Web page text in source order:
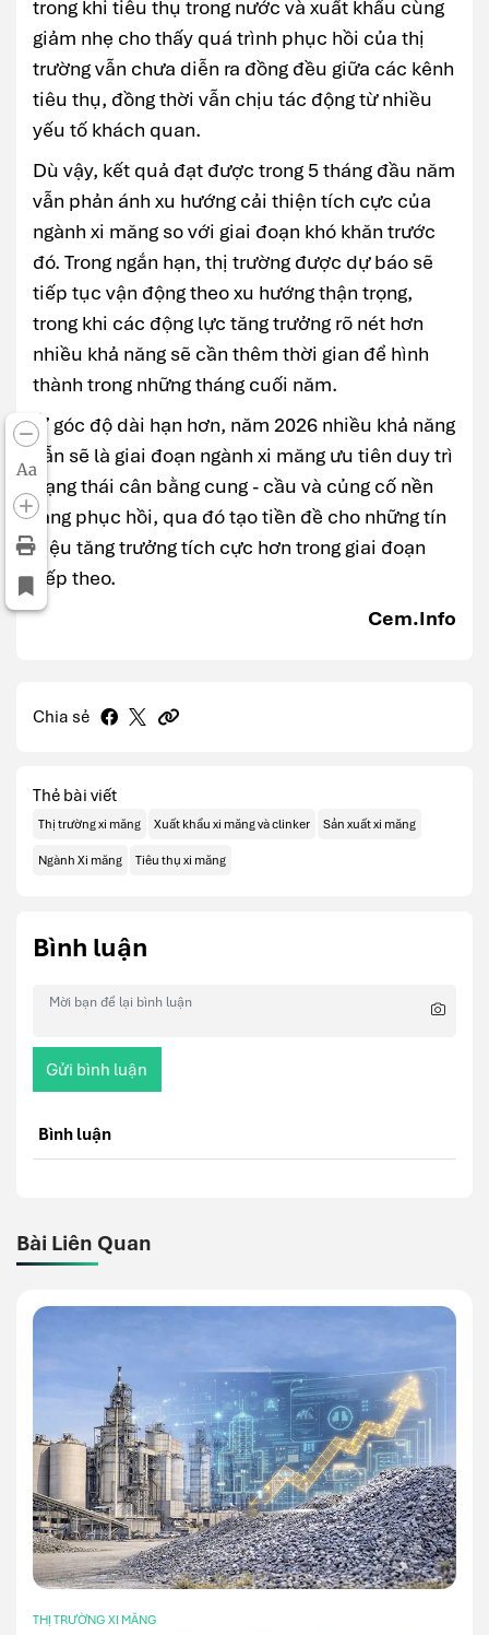
Aa
trong khi tiêu thụ trong nước và xuất khẩu cùng
giảm nhẹ cho thấy quá trình phục hồi của thị
trường vẫn chưa diễn ra đồng đều giữa các kênh
tiêu thụ, đồng thời vẫn chịu tác động từ nhiều
yếu tố khách quan.
Dù vậy, kết quả đạt được trong 5 tháng đầu năm
vẫn phản ánh xu hướng cải thiện tích cực của
ngành xi măng so với giai đoạn khó khăn trước
đó. Trong ngắn hạn, thị trường được dự báo sẽ
tiếp tục vận động theo xu hướng thận trọng,
trong khi các động lực tăng trưởng rõ nét hơn
nhiều khả năng sẽ cần thêm thời gian để hình
thành trong những tháng cuối năm.
Ở góc độ dài hạn hơn, năm 2026 nhiều khả năng
vẫn sẽ là giai đoạn ngành xi măng ưu tiên duy trì
trạng thái cân bằng cung - cầu và củng cố nền
tảng phục hồi, qua đó tạo tiền đề cho những tín
hiệu tăng trưởng tích cực hơn trong giai đoạn
tiếp theo.
Cem.Info
Chia sẻ
Thẻ bài viết
Thị trường xi măng Xuất khẩu xi măng và clinker Sản xuất xi măng
Ngành Xi măng Tiêu thụ xi măng
Bình luận
Gửi bình luận
Bình luận
Bài Liên Quan
THỊ TRƯỜNG XI MĂNG